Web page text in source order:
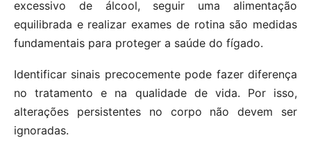
excessivo de álcool, seguir uma alimentação
equilibrada e realizar exames de rotina são medidas
fundamentais para proteger a saúde do fígado.
Identificar sinais precocemente pode fazer diferença
no tratamento e na qualidade de vida. Por isso,
alterações persistentes no corpo não devem ser
ignoradas.